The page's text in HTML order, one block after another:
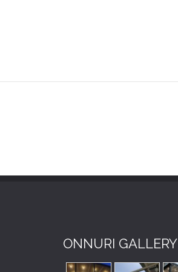
ONNURI GALLERY